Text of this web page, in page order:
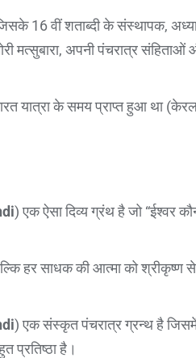
जिसके 16 वीं शताब्दी के संस्थापक,
मत्सुबारा, अपनी पंचरात्र
भारत यात्रा के समय प्राप्त हुआ था
) एक ऐसा दिव्य ग्रंथ है जो “ईश्वर
हर साधक की आत्मा को श्रीकृष्ण
) एक संस्कृत पंचरात्र ग्रन्थ है जिसमें
प्रतिष्ठा है।